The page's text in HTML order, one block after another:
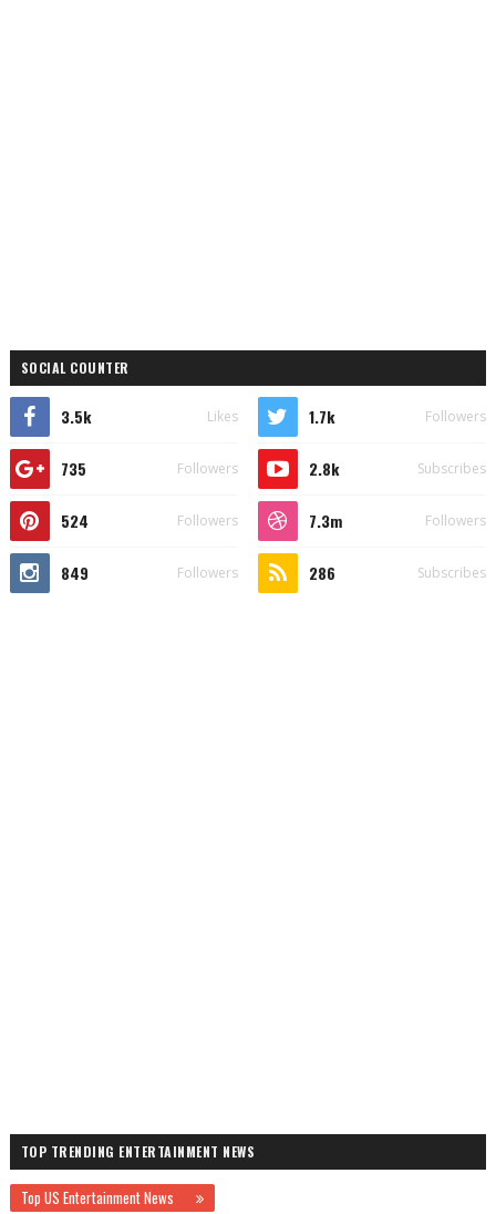
SOCIAL COUNTER
3.5k Likes 1.7k Followers
735 Followers 2.8k Subscribes
524 Followers 7.3m Followers
849 Followers 286 Subscribes
TOP TRENDING ENTERTAINMENT NEWS
Top US Entertainment News